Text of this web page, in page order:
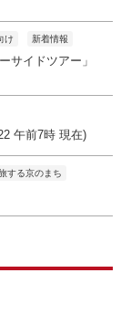
け 新着情報
サイドツアー」
午前7時 現在)
する京のまち